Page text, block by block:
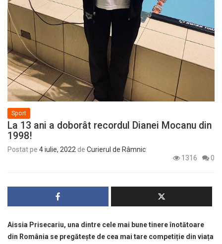
Sport
La 13 ani a doborât recordul Dianei Mocanu din
1998!
Postat pe 4 iulie, 2022 de Curierul de Râmnic
1316
0
Aissia Prisecariu, una dintre cele mai bune tinere înotătoare
din România se pregătește de cea mai tare competiție din viața